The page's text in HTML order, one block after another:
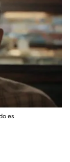
es